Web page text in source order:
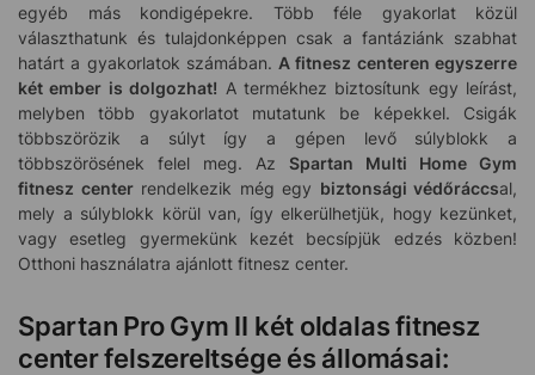
egyéb más kondigépekre. Több féle gyakorlat közül
választhatunk és tulajdonképpen csak a fantáziánk szabhat
határt a gyakorlatok számában. A fitnesz centeren egyszerre
két ember is dolgozhat! A termékhez biztosítunk egy leírást,
melyben több gyakorlatot mutatunk be képekkel. Csigák
többszörözik a súlyt így a gépen levő súlyblokk a
többszörösének felel meg. Az Spartan Multi Home Gym
fitnesz centerrendelkezik még egy biztonsági védőráccsal,
mely a súlyblokk körül van, így elkerülhetjük, hogy kezünket,
vagy esetleg gyermekünk kezét becsípjük edzés közben!
Otthoni használatra ajánlott fitnesz center.
Spartan Pro Gym II két oldalas fitnesz
center felszereltsége és állomásai: